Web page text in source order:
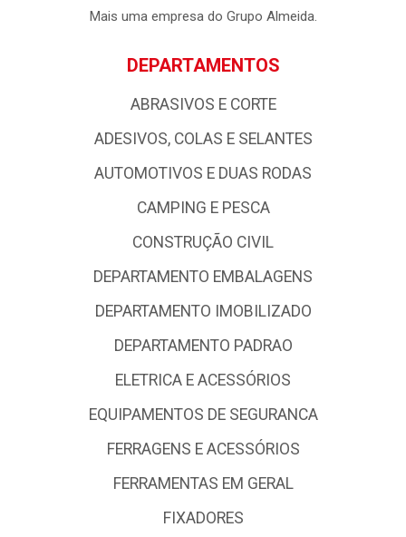
Mais uma empresa do Grupo Almeida.
DEPARTAMENTOS
ABRASIVOS E CORTE
ADESIVOS, COLAS E SELANTES
AUTOMOTIVOS E DUAS RODAS
CAMPING E PESCA
CONSTRUÇÃO CIVIL
DEPARTAMENTO EMBALAGENS
DEPARTAMENTO IMOBILIZADO
DEPARTAMENTO PADRAO
ELETRICA E ACESSÓRIOS
EQUIPAMENTOS DE SEGURANCA
FERRAGENS E ACESSÓRIOS
FERRAMENTAS EM GERAL
FIXADORES